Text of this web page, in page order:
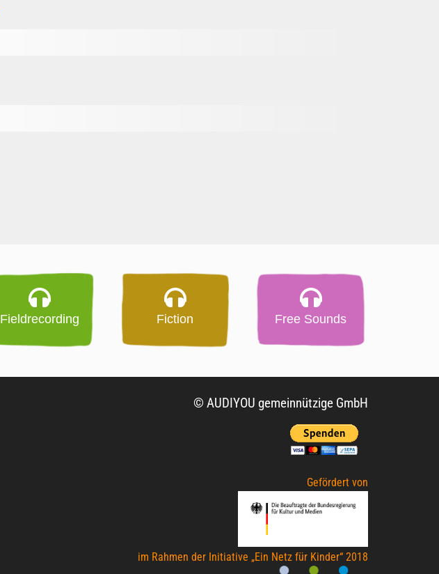
Fieldrecording Fiction Free Sounds
© AUDIYOU gemeinnützige GmbH
Gefördert von
im Rahmen der Initiative „Ein Netz für Kinder“ 2018